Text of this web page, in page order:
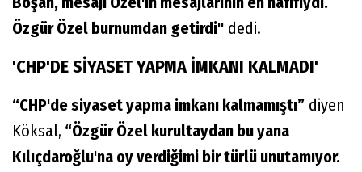
Özgür Özel burnumdan getirdi" dedi.
'CHP'DE SİYASET YAPMA İMKANI KALMADI'
“CHP'de siyaset yapma imkanı kalmamıştı” diyen
Köksal, “Özgür Özel kurultaydan bu yana
Kılıçdaroğlu'na oy verdiğimi bir türlü unutamıyor.